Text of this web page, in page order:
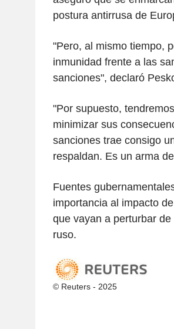
postura antirrusa de
"Pero, al mismo tiempo,
inmunidad frente a las
sanciones", declaró
"Por supuesto,
minimizar sus
sanciones trae consigo
respaldan. Es un arma
Fuentes
importancia al impacto
que vayan a perturbar
ruso.
© Reuters - 2025